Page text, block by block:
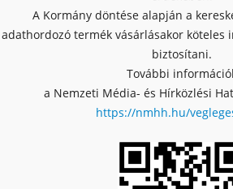
A Kormány döntése alapján a
adathordozó termék vásárlásakor köteles
biztosítani.
További
a Nemzeti Média- és Hírközlési
https://nmhh.hu/